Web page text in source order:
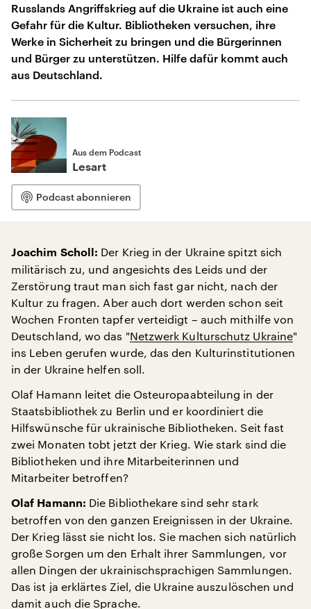
Russlands Angriffskrieg auf die Ukraine ist auch eine
Gefahr für die Kultur. Bibliotheken versuchen, ihre
Werke in Sicherheit zu bringen und die Bürgerinnen
und Bürger zu unterstützen. Hilfe dafür kommt auch
aus Deutschland.
Aus dem Podcast
Lesart
Podcast abonnieren
Joachim Scholl: Der Krieg in der Ukraine spitzt sich
militärisch zu, und angesichts des Leids und der
Zerstörung traut man sich fast gar nicht, nach der
Kultur zu fragen. Aber auch dort werden schon seit
Wochen Fronten tapfer verteidigt – auch mithilfe von
Deutschland, wo das "Netzwerk Kulturschutz Ukraine"
ins Leben gerufen wurde, das den Kulturinstitutionen
in der Ukraine helfen soll.
Olaf Hamann leitet die Osteuropaabteilung in der
Staatsbibliothek zu Berlin und er koordiniert die
Hilfswünsche für ukrainische Bibliotheken. Seit fast
zwei Monaten tobt jetzt der Krieg. Wie stark sind die
Bibliotheken und ihre Mitarbeiterinnen und
Mitarbeiter betroffen?
Olaf Hamann: Die Bibliothekare sind sehr stark
betroffen von den ganzen Ereignissen in der Ukraine.
Der Krieg lässt sie nicht los. Sie machen sich natürlich
große Sorgen um den Erhalt ihrer Sammlungen, vor
allen Dingen der ukrainischsprachigen Sammlungen.
Das ist ja erklärtes Ziel, die Ukraine auszulöschen und
damit auch die Sprache.